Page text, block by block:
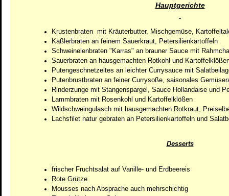
Hauptgerichte
Krustenbraten mit Kräuterbutter, Mischgemüse,
Kaßlerbraten an feinem Sauerkraut, Petersilienkartoffeln
Schweinelenbraten "Karras" an brauner Sauce mit
Sauerbraten an hausgemachten Rotkohl und
Putengeschnetzeltes an leichter Currysauce mit
Putenbrustbraten an feiner Currysoße, saisonales
Rinderzunge mit Stangenspargel, Sauce Hollandaise und
Lammbraten mit Rosenkohl und Kartoffelklößen
Wildschweingulasch mit hausgemachten Rotkraut,
Lachsfilet natur gebraten an Petersilienkartoffeln und
Desserts
frischer Fruchtsalat auf Vanille- und Erdbeereis
Rote Grütze
Mousses nach Absprache auch mehrschichtig